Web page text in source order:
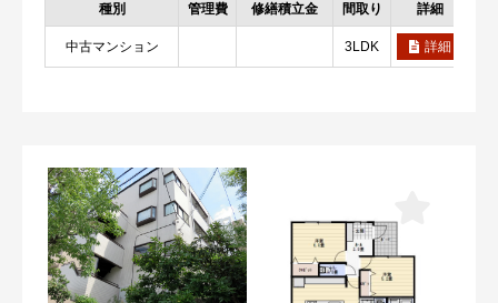
種別 管理費 修繕積立金 間取り 詳細
中古マンション 3LDK 詳細